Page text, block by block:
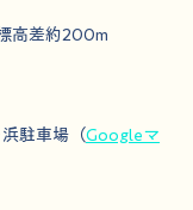
高差約200m
駐車場（Googleマ